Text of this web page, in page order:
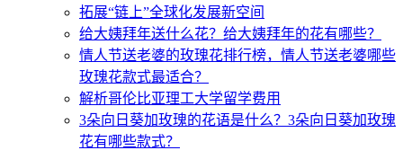
拓展“链上”全球化发展新空间
给大姨拜年送什么花？给大姨拜年的花有哪些？
情人节送老婆的玫瑰花排行榜，情人节送老婆哪些
玫瑰花款式最适合？
解析哥伦比亚理工大学留学费用
3朵向日葵加玫瑰的花语是什么？3朵向日葵加玫瑰
花有哪些款式？